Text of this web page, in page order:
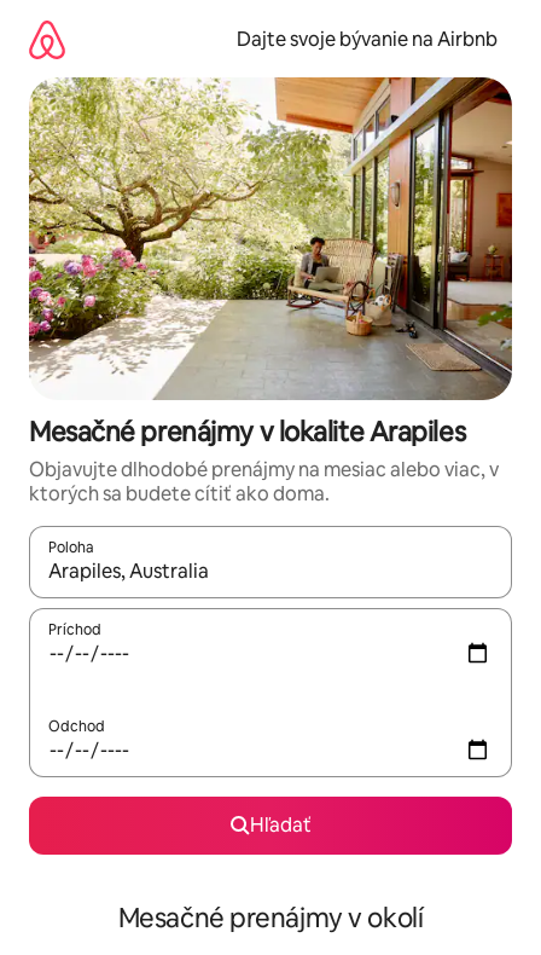
obsah.
Dajte svoje bývanie na Airbnb
Mesačné prenájmy v lokalite Arapiles
Objavujte dlhodobé prenájmy na mesiac alebo viac, v
ktorých sa budete cítiť ako doma.
Poloha
Keď budú výsledky k dispozícii, môžete si ich prechádzať
Príchod
Odchod
Hľadať
Mesačné prenájmy v okolí